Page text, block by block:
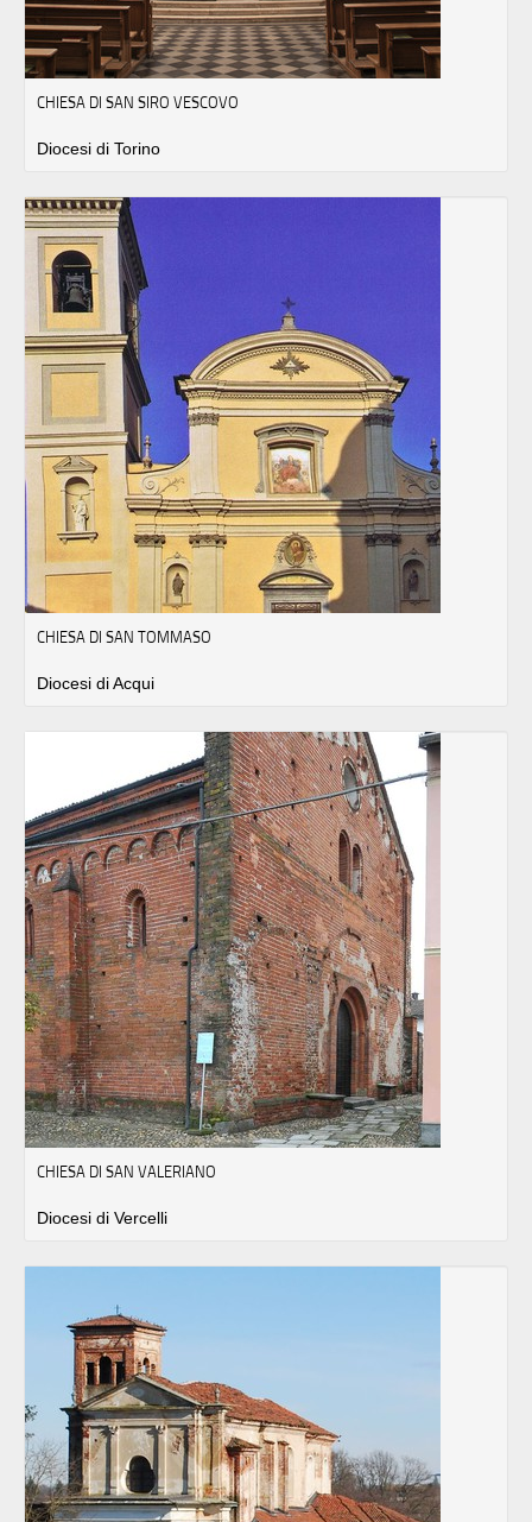
CHIESA DI SAN SIRO VESCOVO
Diocesi di Torino
CHIESA DI SAN TOMMASO
Diocesi di Acqui
CHIESA DI SAN VALERIANO
Diocesi di Vercelli